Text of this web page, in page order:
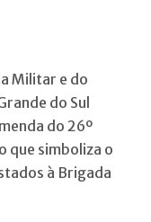
Militar e do
do Sul
do 26º
que simboliza o
à Brigada